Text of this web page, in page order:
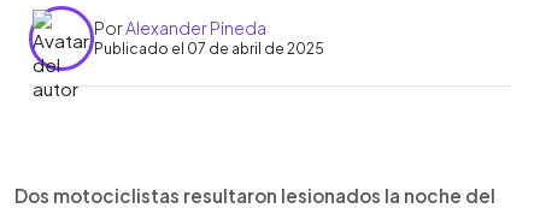
PorAlexander Pineda
Publicado el 07 de abril de 2025
Escuchar artículo
Dos motociclistas resultaron lesionados la noche del